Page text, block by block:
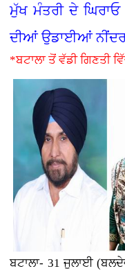
ਮੁੱਖ ਮੰਤਰੀ ਦੇ
ਦੀਆਂ ਉਡਾਈਆਂ
*ਬਟਾਲਾ ਤੋਂ ਵੱਡੀ ਗਿਣਤੀ
ਬਟਾਲਾ- 31 ਜੁਲਾਈ